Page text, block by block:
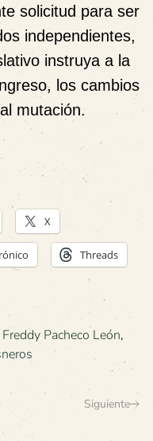
solicitud para ser
independientes,
instruya a la
los cambios
mutación.
X
Threads
Freddy Pacheco León,
Siguiente